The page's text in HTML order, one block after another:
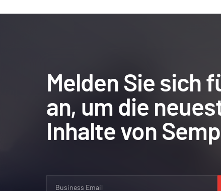
Melden Sie sich
an, um die
Inhalte von